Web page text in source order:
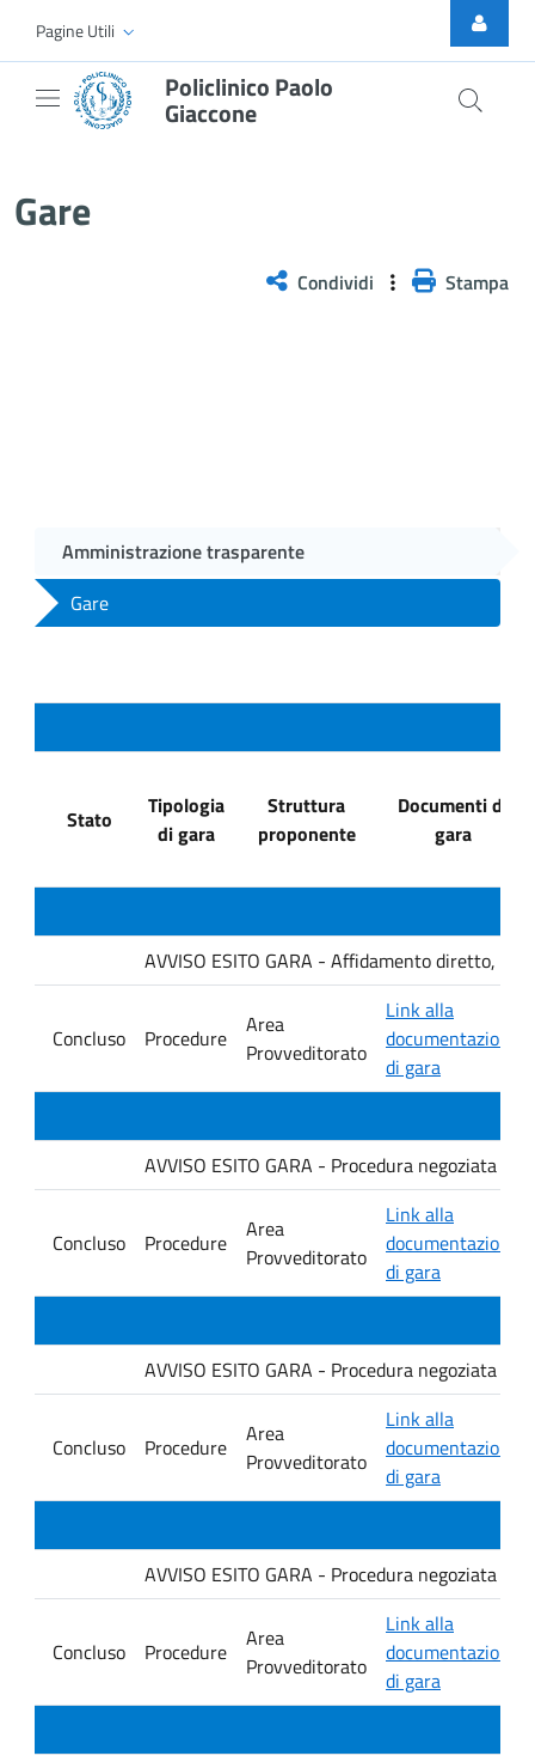
Skip to Main Content
Pagine Utili
Policlinico Paolo
Giaccone
Gare
Condividi Stampa
Amministrazione trasparente
Gare
Stato
Tipologia
di gara
Struttura
proponente
Documenti di
gara
AVVISO ESITO GARA - Affidamento diretto, ai
Concluso Procedure
Area
Provveditorato
Link alla
documentazione
di gara
AVVISO ESITO GARA - Procedura negoziata
Concluso Procedure
Area
Provveditorato
Link alla
documentazione
di gara
AVVISO ESITO GARA - Procedura negoziata
Concluso Procedure
Area
Provveditorato
Link alla
documentazione
di gara
AVVISO ESITO GARA - Procedura negoziata
Concluso Procedure
Area
Provveditorato
Link alla
documentazione
di gara